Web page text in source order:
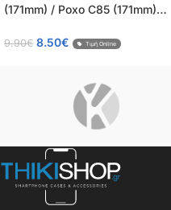
(171mm) / Poxo C85 (171mm)
Tempered Glass 9H, Κάλυψη
9.90€ 8.50€ Τιμή Online